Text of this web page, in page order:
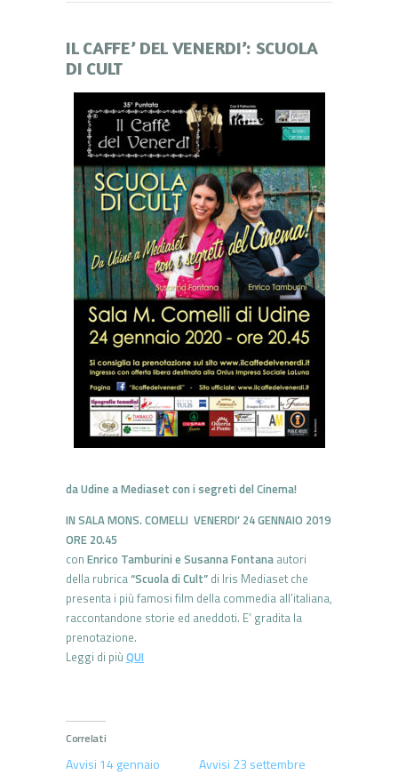
IL CAFFE’ DEL VENERDI’: SCUOLA
DI CULT
da Udine a Mediaset con i segreti del Cinema!
IN SALA MONS. COMELLI VENERDI’ 24 GENNAIO 2019
ORE 20.45
con Enrico Tamburini e Susanna Fontana autori
della rubrica“Scuola di Cult” di Iris Mediaset che
presenta i più famosi film della commedia all’italiana,
raccontandone storie ed aneddoti. E’ gradita la
prenotazione.
Leggi di più QUI
Correlati
Avvisi 14 gennaio
Avvisi 23 settembre